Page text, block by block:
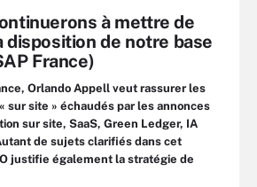
à mettre de
disposition de notre base
France)
Orlando Appell veut rassurer les
sur site » échaudés par les annonces
sur site, SaaS, Green Ledger, IA
de sujets clarifiés dans cet
justifie également la stratégie de